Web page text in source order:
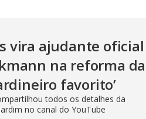
vira ajudante oficial
na reforma da
favorito’
todos os detalhes da
no canal do YouTube